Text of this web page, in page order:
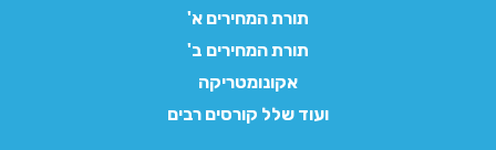
תורת המחירים א'
תורת המחירים ב'
אקונומטריקה
ועוד שלל קורסים רבים